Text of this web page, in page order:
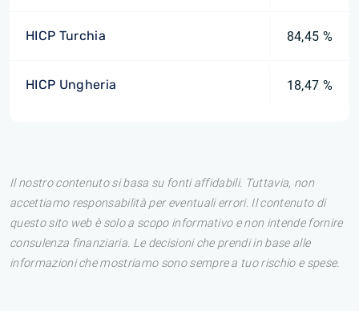
HICP Turchia 84,45 %
HICP Ungheria 18,47 %
Il nostro contenuto si basa su fonti affidabili. Tuttavia, non
accettiamo responsabilità per eventuali errori. Il contenuto di
questo sito web è solo a scopo informativo e non intende fornire
consulenza finanziaria. Le decisioni che prendi in base alle
informazioni che mostriamo sono sempre a tuo rischio e spese.